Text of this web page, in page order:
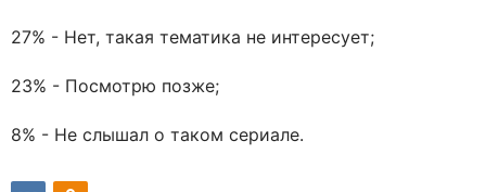
27% - Нет, такая тематика не интересует;
23% - Посмотрю позже;
8% - Не слышал о таком сериале.